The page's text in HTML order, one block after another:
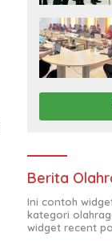
Berita
Ini contoh
kategori
widget recent